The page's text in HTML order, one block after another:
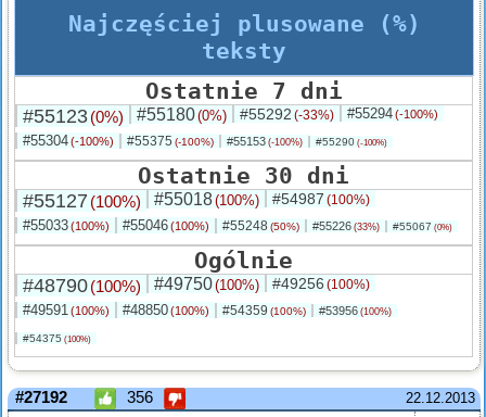
Najczęściej plusowane (%)
teksty
Ostatnie 7 dni
#55123(0%) #55180(0%) #55292 (-33%) #55294(-100%)
#55304(-100%) #55375 (-100%) #55153 (-100%) #55290 (-100%)
Ostatnie 30 dni
#55127 (100%) #55018(100%) #54987 (100%)
#55033(100%) #55046(100%) #55248 (50%) #55226 (33%) #55067 (0%)
Ogólnie
#48790(100%) #49750(100%) #49256 (100%)
#49591(100%) #48850(100%) #54359 (100%) #53956 (100%)
#54375 (100%)
22.12.2013
#27192 356